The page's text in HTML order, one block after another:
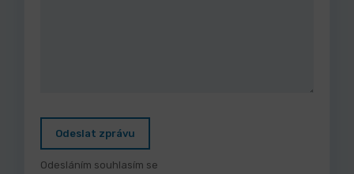
Odeslat zprávu
Odesláním souhlasím se